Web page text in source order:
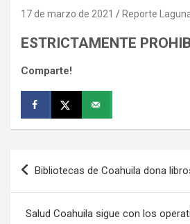
17 de marzo de 2021 Reporte
ESTRICTAMENTE
Comparte!
Navegación
Bibliotecas de Coahuila dona
Salud Coahuila sigue con los